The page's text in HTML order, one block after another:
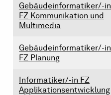
Gebäudeinformatiker/-in
FZ Kommunikation und
Multimedia
Gebäudeinformatiker/-in
FZ Planung
Informatiker/-in FZ
Applikationsentwicklung